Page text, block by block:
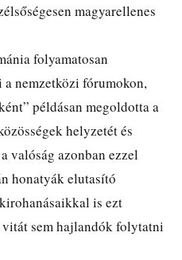
magyarellenes
folyamatosan
nemzetközi fórumokon,
példásan megoldotta a
helyzetét és
valóság azonban ezzel
honatyák elutasító
is ezt
sem hajlandók folytatni